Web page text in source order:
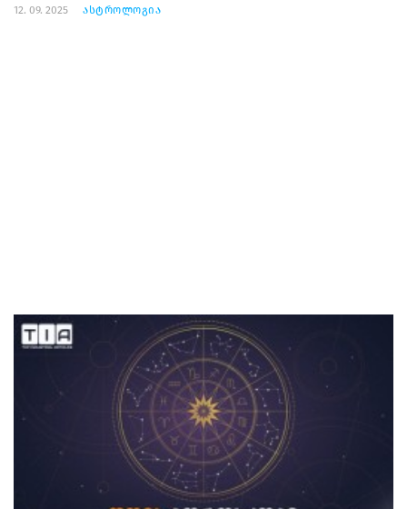
12. 09. 2025 ასტროლოგია